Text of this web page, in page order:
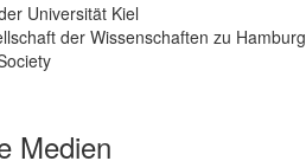
Universität Kiel
der Wissenschaften zu Hamburg
Medien